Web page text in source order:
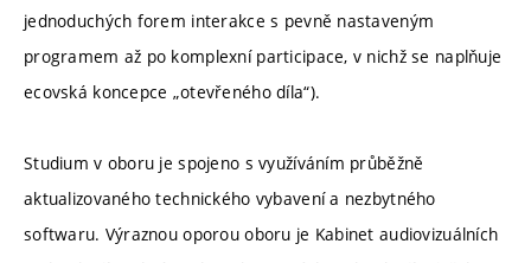
jednoduchých forem interakce s pevně nastaveným
programem až po komplexní participace, v nichž se naplňuje
ecovská koncepce „otevřeného díla“).
Studium v oboru je spojeno s využíváním průběžně
aktualizovaného technického vybavení a nezbytného
softwaru. Výraznou oporou oboru je Kabinet audiovizuálních